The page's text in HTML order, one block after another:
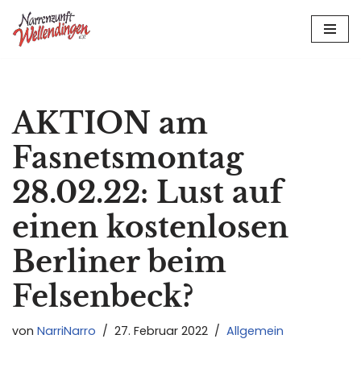
Zum
AKTION am
Fasnetsmontag
28.02.22: Lust auf
einen kostenlosen
Berliner beim
Felsenbeck?
von NarriNarro 27. Februar 2022 Allgemein